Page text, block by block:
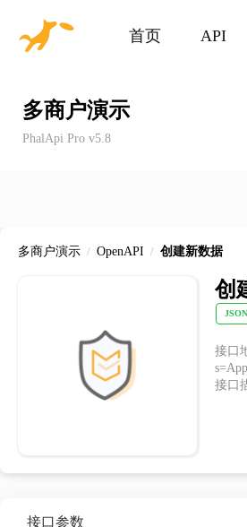
首页 API
多商户演示
PhalApi Pro v5.8
多商户演示 / OpenAPI / 创建新数据
创
JSON
接口
接口
接口参数